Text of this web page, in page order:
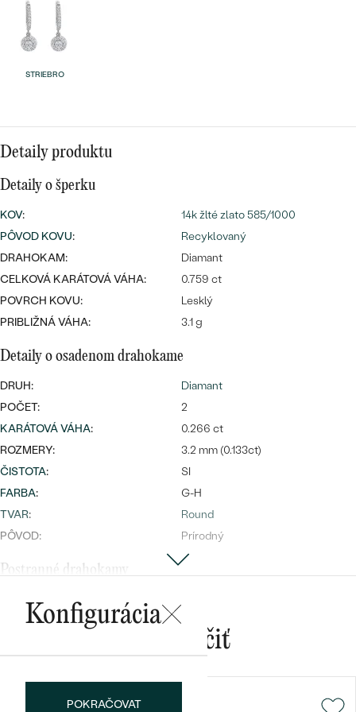
Wave kolekcia
PODĽA TVARU DRAHOKAMU
Bestsellery
náušnice
prívesky
OBJAVIŤ
Najpredávanejšie
prstene
STRIEBRO
Detaily produktu
Detaily o šperku
KOV:
14k žlté zlato 585/1000
PÔVOD KOVU:
Recyklovaný
DRAHOKAM:
Diamant
CELKOVÁ KARÁTOVÁ VÁHA:
0.759 ct
POVRCH KOVU:
Lesklý
PRIBLIŽNÁ VÁHA:
3.1 g
Detaily o osadenom drahokame
DRUH:
Diamant
POČET:
2
KARÁTOVÁ VÁHA:
0.266 ct
ROZMERY:
3.2 mm (0.133ct)
ČISTOTA:
SI
FARBA:
G-H
TVAR:
Round
PÔVOD:
Prírodný
Postranné drahokamy
DRUH:
POČET:
0.154 ct
TVAR:
Round
Konfigurácia
POKRAČOVAT
Mohlo by sa vám páčiť